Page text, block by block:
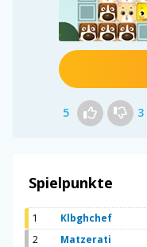
5 3
Spielpunkte
1 Klbghchef
2
Matzerati